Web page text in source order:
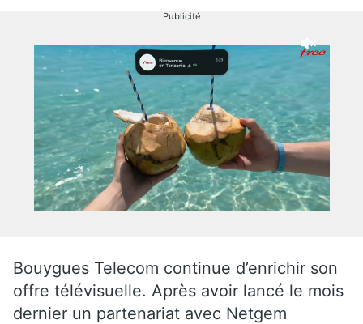
Publicité
Bouygues Telecom continue d’enrichir son
offre télévisuelle. Après avoir lancé le mois
dernier un partenariat avec Netgem